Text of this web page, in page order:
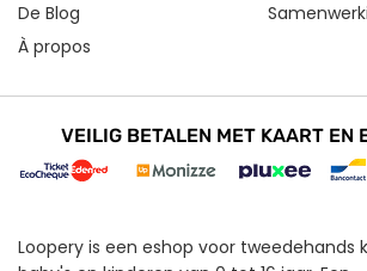
De Blog
À propos
VEILIG BETALEN MET KAART EN
Loopery is een eshop voor tweedehands